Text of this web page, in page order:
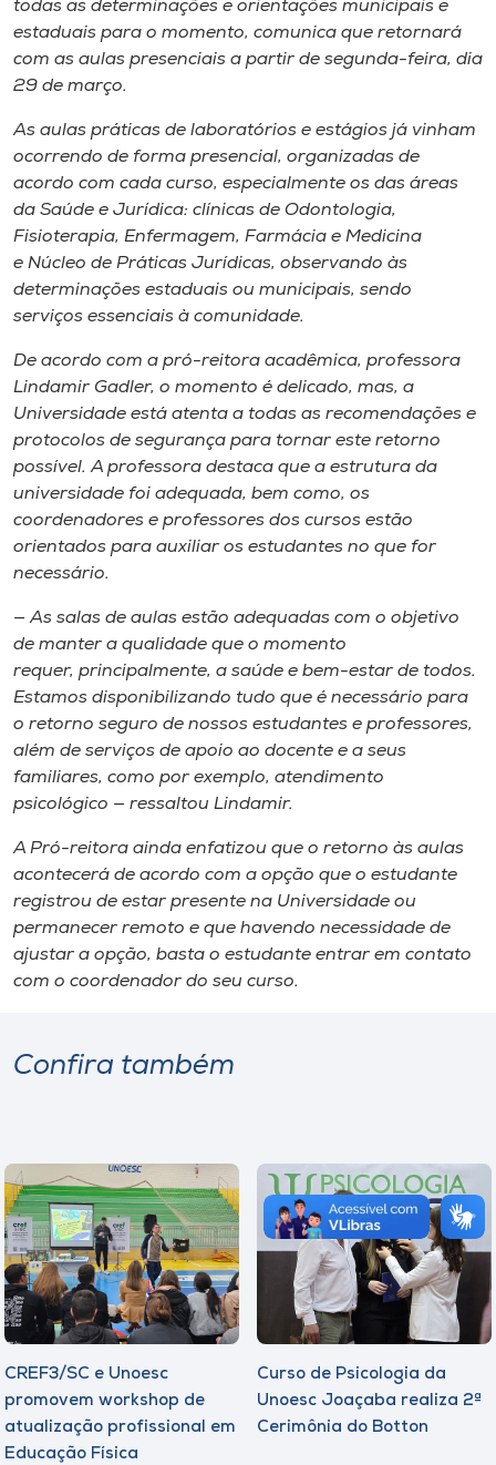
Unoesc
Store
Selecione
o idioma
todas as determinações e orientações municipais e
estaduais para o momento, comunica que retornará
com as aulas presenciais a partir de segunda-feira, dia
29 de março.
As aulas práticas de laboratórios e estágios já vinham
ocorrendo de forma presencial, organizadas de
acordo com cada curso, especialmente os das áreas
da Saúde e Jurídica: clínicas de Odontologia,
Fisioterapia, Enfermagem, Farmácia e Medicina
e Núcleo de Práticas Jurídicas, observando às
determinações estaduais ou municipais, sendo
serviços essenciais à comunidade.
De acordo com a pró-reitora acadêmica, professora
Lindamir Gadler, o momento é delicado, mas, a
Universidade está atenta a todas as recomendações e
protocolos de segurança para tornar este retorno
possível. A professora destaca que a estrutura da
universidade foi adequada, bem como, os
coordenadores e professores dos cursos estão
orientados para auxiliar os estudantes no que for
necessário.
— As salas de aulas estão adequadas com o objetivo
de manter a qualidade que o momento
requer, principalmente, a saúde e bem-estar de todos.
Estamos disponibilizando tudo que é necessário para
o retorno seguro de nossos estudantes e professores,
além de serviços de apoio ao docente e a seus
familiares, como por exemplo, atendimento
psicológico — ressaltou Lindamir.
A Pró-reitora ainda enfatizou que o retorno às aulas
acontecerá de acordo com a opção que o estudante
registrou de estar presente na Universidade ou
permanecer remoto e que havendo necessidade de
ajustar a opção, basta o estudante entrar em contato
com o coordenador do seu curso.
Confira também
CREF3/SC e Unoesc
promovem workshop de
atualização profissional em
Educação Física
Curso de Psicologia da
Unoesc Joaçaba realiza 2ª
Cerimônia do Botton